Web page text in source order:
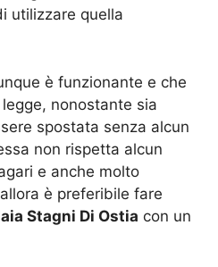
utilizzare quella
è funzionante e che
nonostante sia
spostata senza alcun
non rispetta alcun
e anche molto
è preferibile fare
Stagni Di Ostia con un